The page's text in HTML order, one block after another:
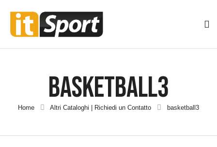
Basketball3
Home Altri Cataloghi | Richiedi un Contatto basketball3